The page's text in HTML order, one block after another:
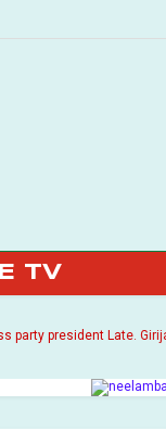
TV
president Late. Girija